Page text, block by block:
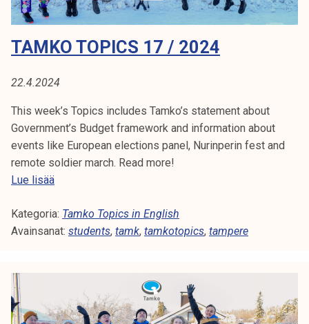
2
0
4
TAMKO TOPICS 17 / 2024
22.4.2024
This week’s Topics includes Tamko’s statement about
Government’s Budget framework and information about
events like European elections panel, Nurinperin fest and
remote soldier march. Read more!
Lue lisääT
m
k
i
Kategoria: Tamko Topics in English
Avainsanat: students, tamk, tamkotopics, tampere